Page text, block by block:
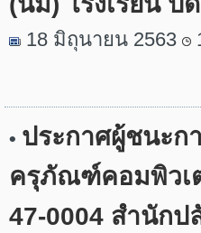
18 มิถุนายน 2563
• ประกาศผู้ชนะก
ครุภัณฑ์คอมพิวเ
47-0004 สำนักป